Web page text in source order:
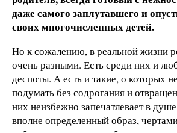
даже самого заплутавшего и
своих многочисленных детей.
Но к сожалению, в реальной жизни
очень разными. Есть среди них и
деспоты. А есть и такие, о которых
подумать без содрогания и
них неизбежно запечатлевает в
вполне определенный образ,